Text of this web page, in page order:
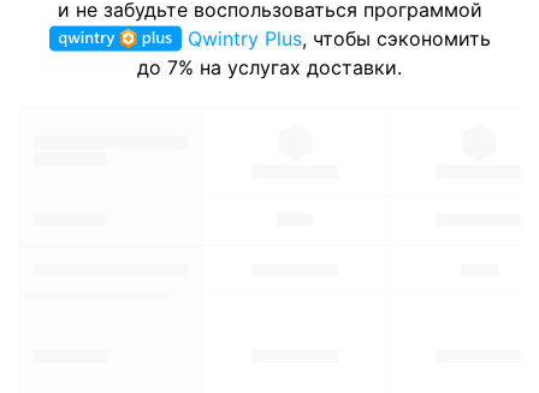
и не забудьте воспользоваться программой
Qwintry Plus, чтобы сэкономить
до 7% на услугах доставки.